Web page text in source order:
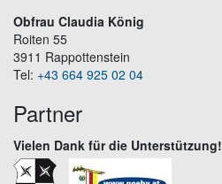
Obfrau Claudia König
Roiten 55
3911 Rappottenstein
Tel: +43 664 925 02 04
Partner
Vielen Dank für die Unterstützung!